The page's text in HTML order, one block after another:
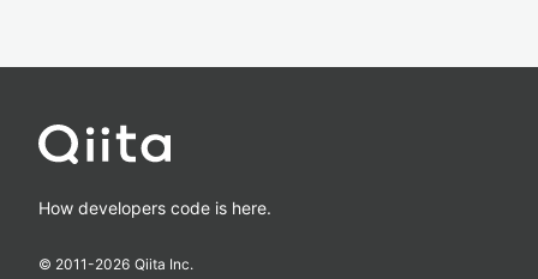
How developers code is here.
© 2011-2026 Qiita Inc.